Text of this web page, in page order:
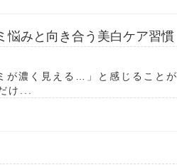
悩みと向き合う美白ケア習慣
が濃く見える…」と感じることが
け...